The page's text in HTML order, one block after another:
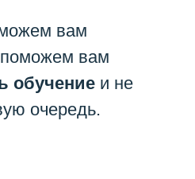
вам
вам
обучение и не
очередь.